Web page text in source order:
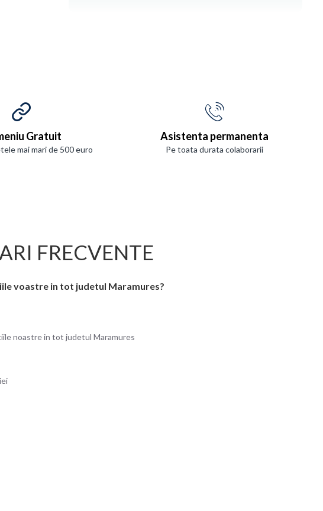
Gratuit
mai mari de 500 euro
Asistenta permanenta
Pe toata durata colaborarii
FRECVENTE
voastre in tot judetul Maramures?
noastre in tot judetul Maramures